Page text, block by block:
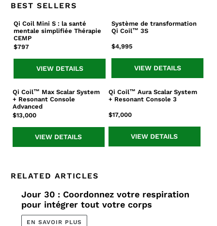
BEST SELLERS
Qi
Coil
Mini
mentale
simplifiée
Thérapie
CEMP
Qi Coil Mini S : la santé
mentale simplifiée Thérapie
CEMP
Prix
$797
VIEW DETAILS
Système
de
transformation
Système de transformation
Qi Coil™ 3S
Prix
$4,995
VIEW DETAILS
Qi
Coil™
Max
System
Advanced
Qi Coil™ Max Scalar System
+ Resonant Console
Advanced
Prix
$13,000
VIEW DETAILS
Qi
Coil™
Aura
System
Qi Coil™ Aura Scalar System
+ Resonant Console 3
Prix
$17,000
VIEW DETAILS
RELATED ARTICLES
Jour 30 : Coordonnez votre respiration
pour intégrer tout votre corps
EN SAVOIR PLUS